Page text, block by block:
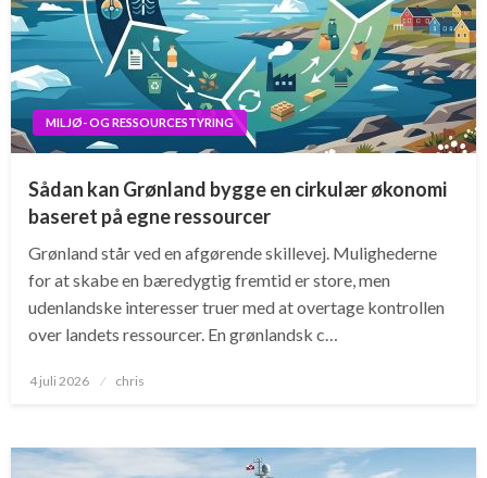
MILJØ- OG RESSOURCESTYRING
Sådan kan Grønland bygge en cirkulær økonomi
baseret på egne ressourcer
Grønland står ved en afgørende skillevej. Mulighederne
for at skabe en bæredygtig fremtid er store, men
udenlandske interesser truer med at overtage kontrollen
over landets ressourcer. En grønlandsk c…
Posted
4 juli 2026 chris